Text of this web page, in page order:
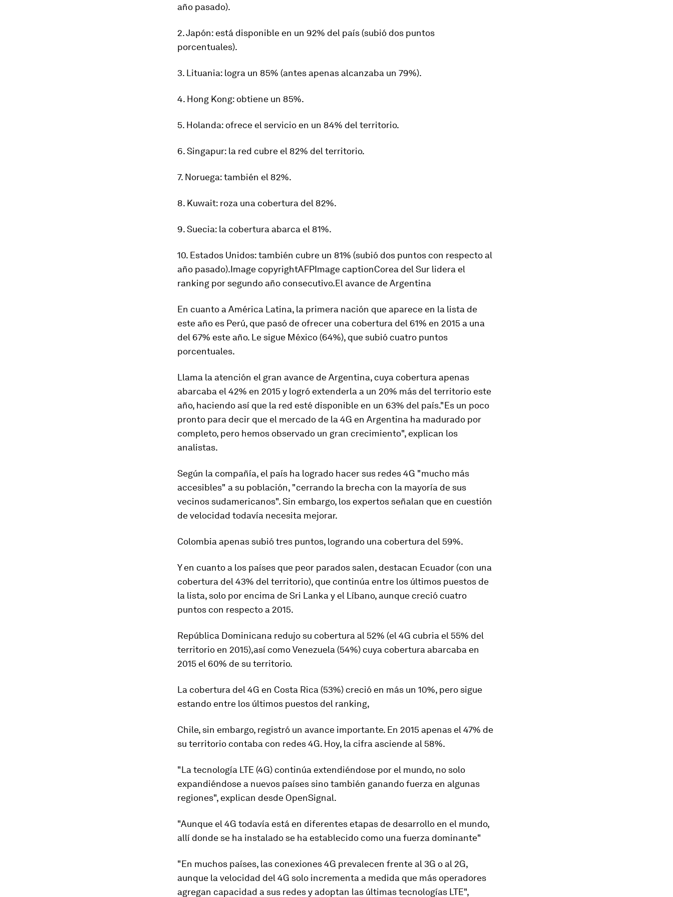
año pasado).
2. Japón: está disponible en un 92% del país (subió dos puntos
porcentuales).
3. Lituania: logra un 85% (antes apenas alcanzaba un 79%).
4. Hong Kong: obtiene un 85%.
5. Holanda: ofrece el servicio en un 84% del territorio.
6. Singapur: la red cubre el 82% del territorio.
7. Noruega: también el 82%.
8. Kuwait: roza una cobertura del 82%.
9. Suecia: la cobertura abarca el 81%.
10. Estados Unidos: también cubre un 81% (subió dos puntos con respecto al
año pasado).Image copyrightAFPImage captionCorea del Sur lidera el
ranking por segundo año consecutivo.El avance de Argentina
En cuanto a América Latina, la primera nación que aparece en la lista de
este año es Perú, que pasó de ofrecer una cobertura del 61% en 2015 a una
del 67% este año. Le sigue México (64%), que subió cuatro puntos
porcentuales.
Llama la atención el gran avance de Argentina, cuya cobertura apenas
abarcaba el 42% en 2015 y logró extenderla a un 20% más del territorio este
año, haciendo así que la red esté disponible en un 63% del país."Es un poco
pronto para decir que el mercado de la 4G en Argentina ha madurado por
completo, pero hemos observado un gran crecimiento", explican los
analistas.
Según la compañía, el país ha logrado hacer sus redes 4G "mucho más
accesibles" a su población, "cerrando la brecha con la mayoría de sus
vecinos sudamericanos". Sin embargo, los expertos señalan que en cuestión
de velocidad todavía necesita mejorar.
Colombia apenas subió tres puntos, logrando una cobertura del 59%.
Y en cuanto a los países que peor parados salen, destacan Ecuador (con una
cobertura del 43% del territorio), que continúa entre los últimos puestos de
la lista, solo por encima de Sri Lanka y el Líbano, aunque creció cuatro
puntos con respecto a 2015.
República Dominicana redujo su cobertura al 52% (el 4G cubria el 55% del
territorio en 2015),así comoVenezuela (54%) cuya cobertura abarcaba en
2015 el 60% de su territorio.
La cobertura del 4G en Costa Rica (53%) creció en más un 10%, pero sigue
estando entre los últimos puestos del ranking,
Chile, sin embargo, registró un avance importante. En 2015 apenas el 47% de
su territorio contaba con redes 4G. Hoy, la cifra asciende al 58%.
"La tecnología LTE (4G) continúa extendiéndose por el mundo, no solo
expandiéndose a nuevos países sino también ganando fuerza en algunas
regiones", explican desde OpenSignal.
"Aunque el 4G todavía está en diferentes etapas de desarrollo en el mundo,
allí donde se ha instalado se ha establecido como una fuerza dominante"
"En muchos países, las conexiones 4G prevalecen frente al 3G o al 2G,
aunque la velocidad del 4G solo incrementa a medida que más operadores
agregan capacidad a sus redes y adoptan las últimas tecnologías LTE",